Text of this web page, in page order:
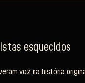
esquecidos
voz na história